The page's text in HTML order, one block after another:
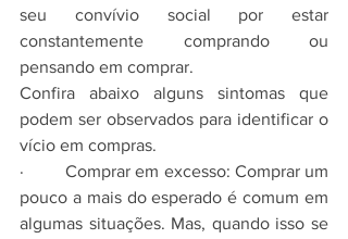
seu convívio social por estar
constantemente comprando ou
pensando em comprar.
Confira abaixo alguns sintomas que
podem ser observados para identificar o
vício em compras.
·         Comprar em excesso: Comprar um
pouco a mais do esperado é comum em
algumas situações. Mas, quando isso se